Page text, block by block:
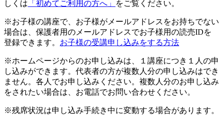
しくは 「初めてご利用の方へ」 をご覧ください。
※お子様の講座で、お子様がメールアドレスをお持ちでない
場合は、保護者用のメールアドレスでお子様用の読売IDを
登録できます。 お子様の受講申し込みをする方法
※ホームページからのお申し込みは、１講座につき１人の申
し込みができます。代表者の方が複数人分の申し込みはでき
ません。各人でお申し込みください。複数人分のお申し込み
をされたい場合は、お電話でお問い合わせください。
※残席状況は申し込み手続き中に変動する場合があります。